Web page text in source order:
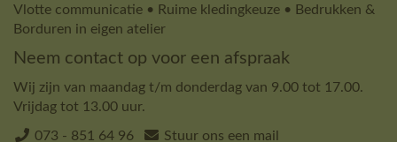
Vlotte communicatie • Ruime kledingkeuze • Bedrukken &
Borduren in eigen atelier
Neem contact op voor een afspraak
Wij zijn van maandag t/m donderdag van 9.00 tot 17.00.
Vrijdag tot 13.00 uur.
073 - 851 64 96 Stuur ons een mail